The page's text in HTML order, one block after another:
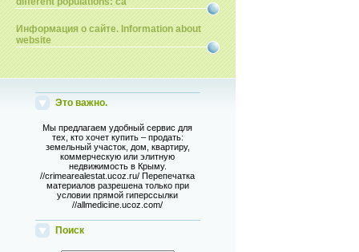
Информация о сайте. Information about
website
Это важно.
Мы предлагаем удобный сервис для
тех, кто хочет купить – продать:
земельный участок, дом, квартиру,
коммерческую или элитную
недвижимость в Крыму.
//crimearealestat.ucoz.ru/ Перепечатка
материалов разрешена только при
условии прямой гиперссылки
//allmedicine.ucoz.com/
Поиск